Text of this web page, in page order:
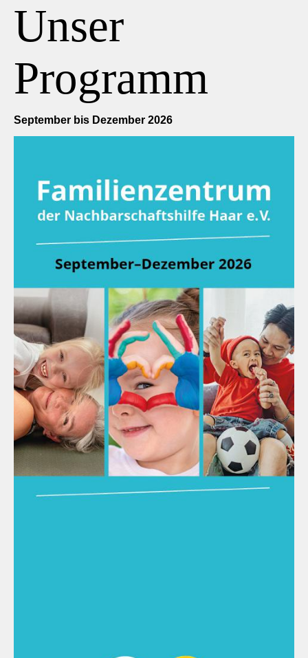
Unser
Programm
September bis Dezember 2026